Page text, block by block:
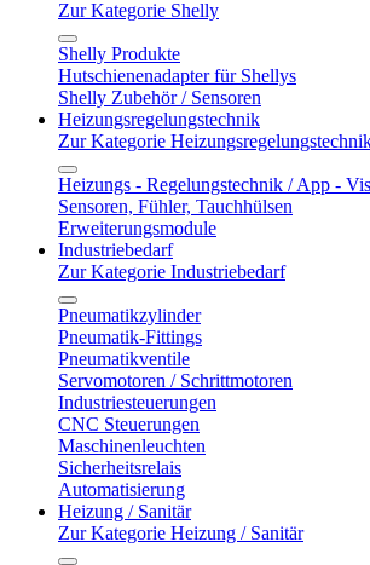
Zur Kategorie Shelly
Shelly Produkte
Hutschienenadapter für Shellys
Shelly Zubehör / Sensoren
Heizungsregelungstechnik
Zur Kategorie
Heizungs - Regelungstechnik / App -
Sensoren, Fühler, Tauchhülsen
Erweiterungsmodule
Industriebedarf
Zur Kategorie Industriebedarf
Pneumatikzylinder
Pneumatik-Fittings
Pneumatikventile
Servomotoren / Schrittmotoren
Industriesteuerungen
CNC Steuerungen
Maschinenleuchten
Sicherheitsrelais
Automatisierung
Heizung / Sanitär
Zur Kategorie Heizung / Sanitär